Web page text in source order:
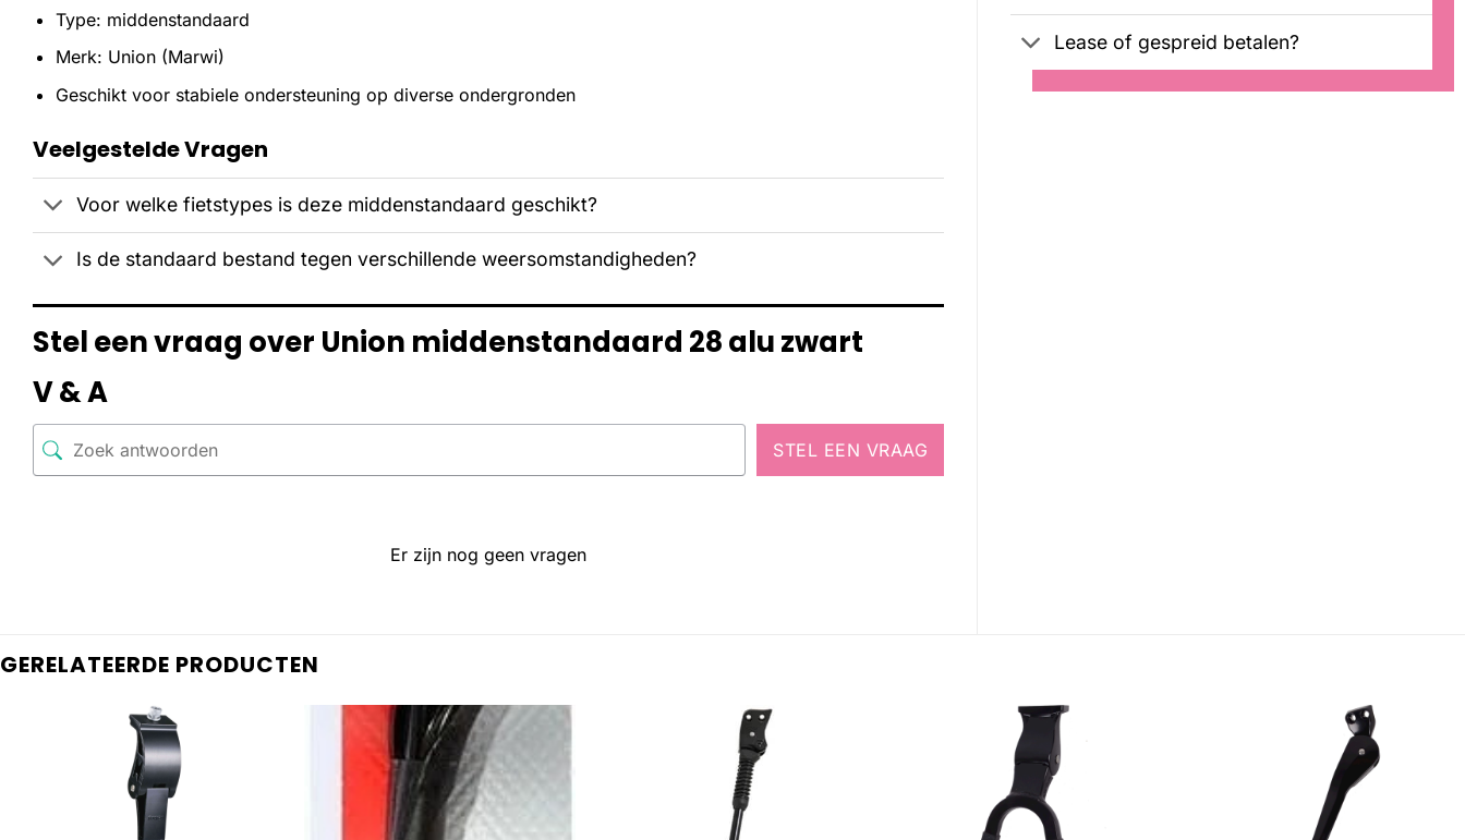
Type: middenstandaard
Merk: Union (Marwi)
Geschikt voor stabiele ondersteuning op diverse ondergronden
Veelgestelde Vragen
Voor welke fietstypes is deze middenstandaard geschikt?
Is de standaard bestand tegen verschillende weersomstandigheden?
Stel een vraag over Union middenstandaard 28 alu zwart
V & A
STEL EEN VRAAG
Er zijn nog geen vragen
Lease of gespreid betalen?
GERELATEERDE PRODUCTEN